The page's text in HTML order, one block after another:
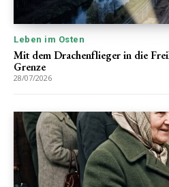
Leben im Osten
Mit dem Drachenflieger in die
Grenze
28/07/2026